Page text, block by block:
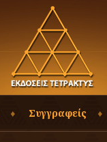
Συγγραφείς